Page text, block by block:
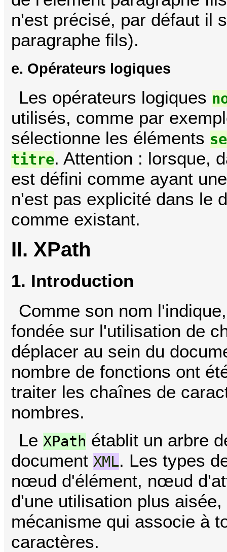
n'est précisé, par défaut il
paragraphe fils).
e. Opérateurs logiques
Les opérateurs logiques
utilisés, comme par
sélectionne les éléments
titre. Attention : lorsque,
est défini comme ayant
n'est pas explicité dans le
comme existant.
II. XPath
1. Introduction
Comme son nom
fondée sur l'utilisation de
déplacer au sein du
nombre de fonctions ont
traiter les chaînes de
nombres.
Le XPath établit un arbre
document XML. Les types
nœud d'élément, nœud
d'une utilisation plus
mécanisme qui associe à
caractères.